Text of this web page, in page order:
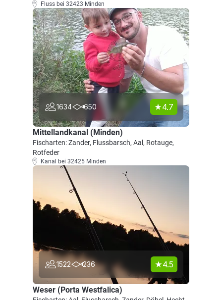
Fluss bei 32423 Minden
1634 650 4.7
Mittellandkanal (Minden)
Fischarten: Zander, Flussbarsch, Aal, Rotauge,
Rotfeder
Kanal bei 32425 Minden
1522 236 4.5
Weser (Porta Westfalica)